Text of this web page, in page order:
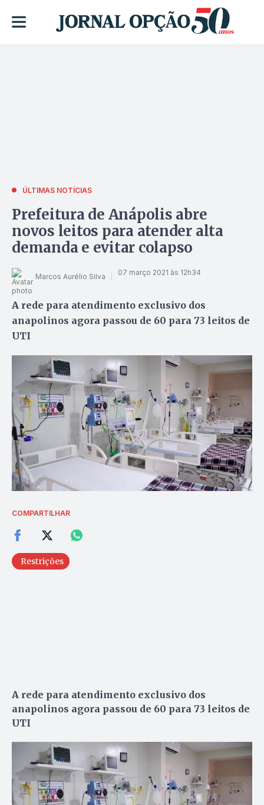
ÚLTIMAS NOTÍCIAS
Prefeitura de Anápolis abre
novos leitos para atender alta
demanda e evitar colapso
Marcos Aurélio Silva 07 março 2021 às 12h34
A rede para atendimento exclusivo dos
anapolinos agora passou de 60 para 73 leitos de
UTI
COMPARTILHAR
Restrições
A rede para atendimento exclusivo dos
anapolinos agora passou de 60 para 73 leitos de
UTI